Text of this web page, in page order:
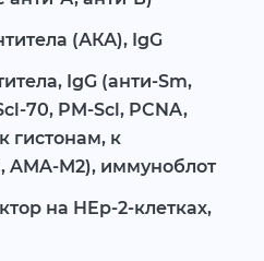
(АКА), IgG
IgG (анти-Sm,
70, PM-Scl, PCNA,
гистонам, к
AMA-M2), иммуноблот
на HEp-2-клетках,